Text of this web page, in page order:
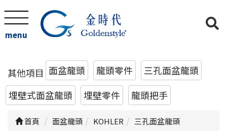
menu
其他項目 面盆龍頭 龍頭零件
三孔面盆龍頭
埋壁式面盆龍頭
埋壁零件 龍頭把手
首頁 面盆龍頭 KOHLER 三孔面盆龍頭